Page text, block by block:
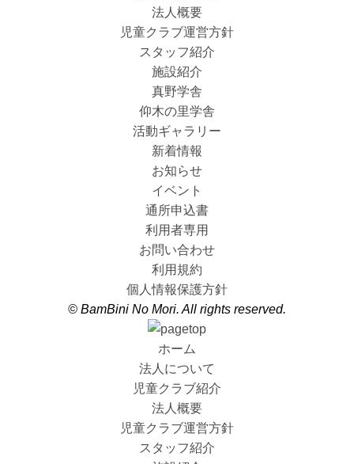
法人概要
児童クラブ運営方針
スタッフ紹介
施設紹介
真野学舎
仰木の里学舎
活動ギャラリー
新着情報
お知らせ
イベント
通所申込書
利用者専用
お問い合わせ
利用規約
個人情報保護方針
© BamBini No Mori. All rights reserved.
ホーム
法人について
児童クラブ紹介
法人概要
児童クラブ運営方針
スタッフ紹介